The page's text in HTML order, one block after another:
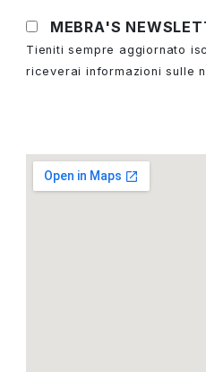
MEBRA'S
Tieniti sempre aggiornato
riceverai informazioni sulle